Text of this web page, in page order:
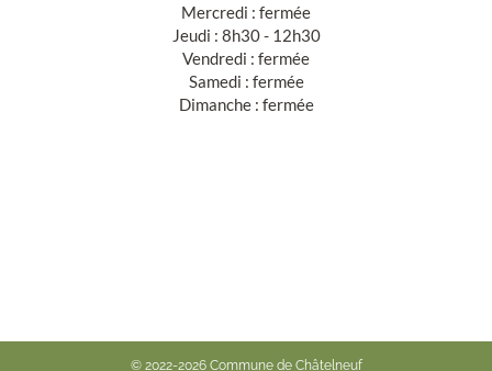
Mercredi : fermée
Jeudi : 8h30 - 12h30
Vendredi : fermée
Samedi : fermée
Dimanche : fermée
© 2022-2026 Commune de Châtelneuf